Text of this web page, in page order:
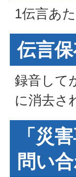
1伝言あ
伝言
録音して
に消去さ
「災
問い